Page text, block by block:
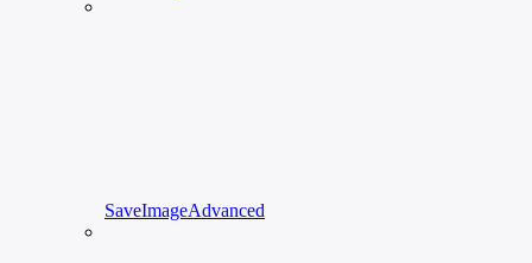
SaveImageAdvanced